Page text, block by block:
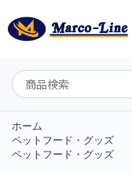
ホーム
ペットフード・グッズ
ペットフード・グッズ
ようこそ